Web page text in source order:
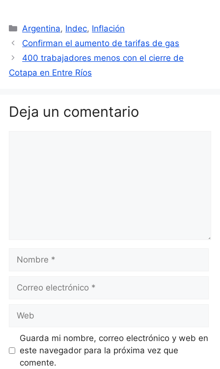
Categorías
Argentina, Indec, Inflación
Confirman el aumento de tarifas de gas
400 trabajadores menos con el cierre de
Cotapa en Entre Ríos
Deja un comentario
electrónico
Guarda mi nombre, correo electrónico y web en
este navegador para la próxima vez que
comente.